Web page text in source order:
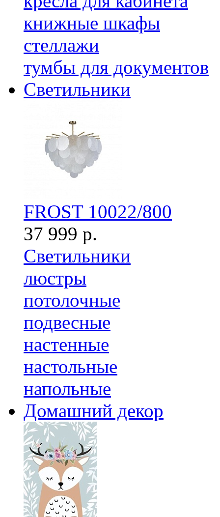
книжные шкафы
стеллажи
тумбы для документов
Светильники
FROST 10022/800
37 999 р.
Светильники
люстры
потолочные
подвесные
настенные
настольные
напольные
Домашний декор